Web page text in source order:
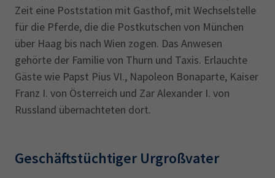
Zeit eine Poststation mit Gasthof, mit Wechselstelle
für die Pferde, die die Postkutschen von München
über Haag bis nach Wien zogen. Das Anwesen
gehörte der Familie von Thurn und Taxis. Erlauchte
Gäste wie Papst Pius VI., Napoleon Bonaparte, Kaiser
Franz I. von Österreich und Zar Alexander I. von
Russland übernachteten dort.
Geschäftstüchtiger Urgroßvater